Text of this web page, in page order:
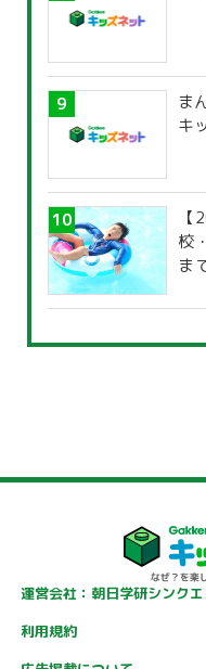
ま
キ
校
ま
運営会社：朝日学研シンク
利用規約